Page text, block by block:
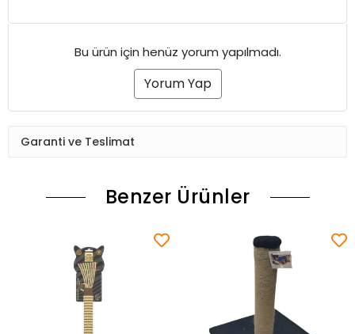
Bu ürün için henüz yorum yapılmadı.
Yorum Yap
Garanti ve Teslimat
Benzer Ürünler